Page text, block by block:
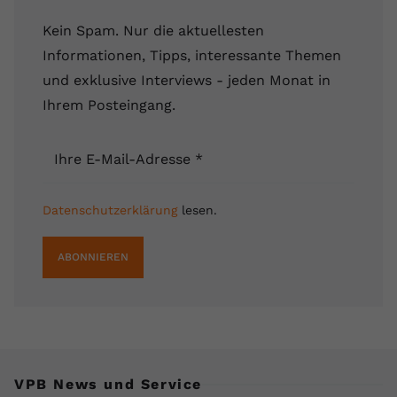
Kein Spam. Nur die aktuellesten
Informationen, Tipps, interessante Themen
und exklusive Interviews - jeden Monat in
Ihrem Posteingang.
Ihre E-Mail-Adresse *
Datenschutzerklärunglesen.
ABONNIEREN
VPB News und Service
Name yt.innertube::requests
Anbieter youtube.com
Laufzeit Session
registriert eine eindeutige ID, um
gesehen hat.
Name yt.innertube::nextId
Dieser von YouTube gesetzte Cookie